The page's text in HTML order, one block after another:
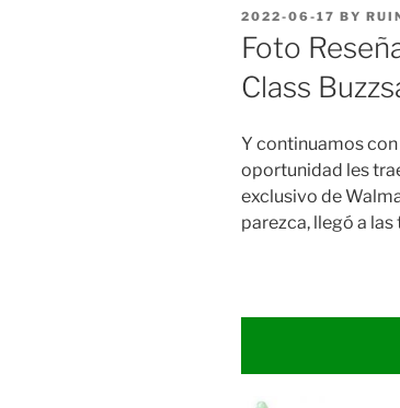
POSTED
ON
2022-06-17 BY
Foto
Class
Y continuamos con
oportunidad les
exclusivo de
parezca, llegó a